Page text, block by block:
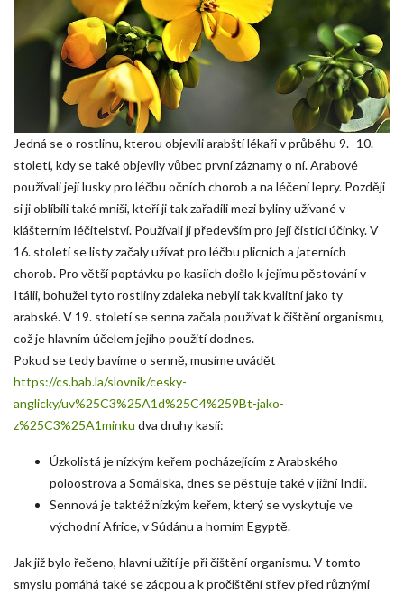
Jedná se o rostlinu, kterou objevili arabští lékaři v průběhu 9. -10.
století, kdy se také objevily vůbec první záznamy o ní. Arabové
používali její lusky pro léčbu očních chorob a na léčení lepry. Později
si ji oblíbili také mniši, kteří ji tak zařadili mezi byliny užívané v
klášterním léčitelství. Používali ji především pro její čistící účinky. V
16. století se listy začaly užívat pro léčbu plicních a jaterních
chorob. Pro větší poptávku po kasiích došlo k jejímu pěstování v
Itálii, bohužel tyto rostliny zdaleka nebyli tak kvalitní jako ty
arabské. V 19. století se senna začala používat k čištění organismu,
což je hlavním účelem jejího použití dodnes.
Pokud se tedy bavíme o senně, musíme uvádět
https://cs.bab.la/slovnik/cesky-
anglicky/uv%25C3%25A1d%25C4%259Bt-jako-
z%25C3%25A1minku dva druhy kasií:
Úzkolistá je nízkým keřem pocházejícím z Arabského
poloostrova a Somálska, dnes se pěstuje také v jižní Indii.
Sennová je taktéž nízkým keřem, který se vyskytuje ve
východní Africe, v Súdánu a horním Egyptě.
Jak již bylo řečeno, hlavní užití je při čištění organismu. V tomto
smyslu pomáhá také se zácpou a k pročištění střev před různými